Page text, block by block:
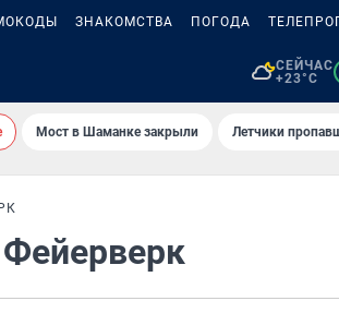
ЗНАКОМСТВА ПОГОДА
СЕЙЧАС
+23°C
Мост в Шаманке закрыли Летчики
Фейерверк